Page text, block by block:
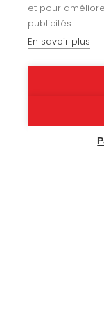
et pour
publicités.
En savoir plus